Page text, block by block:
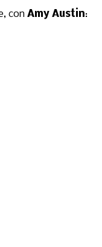
con Amy Austin: